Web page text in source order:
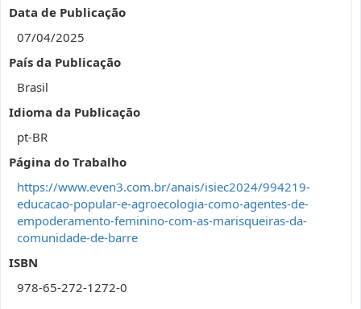
Data de Publicação
07/04/2025
País da Publicação
Brasil
Idioma da Publicação
pt-BR
Página do Trabalho
https://www.even3.com.br/anais/isiec2024/994219-
educacao-popular-e-agroecologia-como-agentes-de-
empoderamento-feminino-com-as-marisqueiras-da-
comunidade-de-barre
ISBN
978-65-272-1272-0